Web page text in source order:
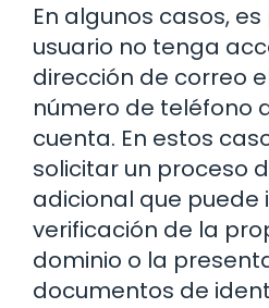
En algunos casos,
usuario no tenga
dirección de correo
número de teléfono
cuenta. En estos
solicitar un proceso
adicional que puede
verificación de la
dominio o la
documentos de